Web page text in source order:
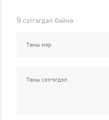
9 сэтгэгдэл байна